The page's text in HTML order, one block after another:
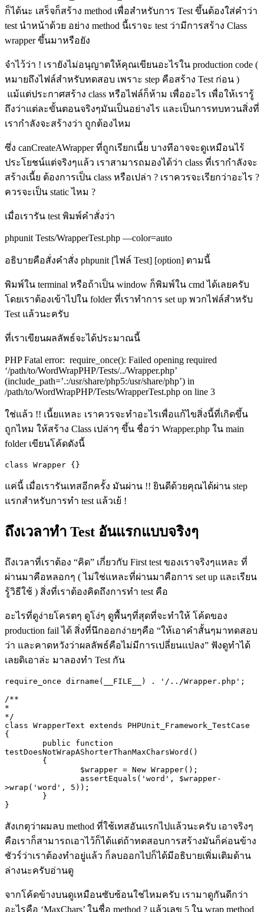
ก็ได้นะ เสร็จก็สร้าง method เพื่อสำหรับการ Test ขึ้นต้องใส่คำว่า
test นำหน้าด้วย อย่าง method นี้เราจะ test ว่ามีการสร้าง Class
wrapperขึ้นมาหรือยัง
จำไว้ว่า ! เรายังไม่อนุญาตให้คุณเขียนอะไรใน production code (
หมายถึงไฟล์สำหรับทดสอบ เพราะ step คือสร้าง Test ก่อน )
แม้แต่ประกาศสร้าง class หรือไฟล์ก็ห้าม เพื่ออะไร เพื่อให้เรารู้
ถึงว่าแต่ละขั้นตอนจริงๆมันเป็นอย่างไร และเป็นการทบทวนสิ่งที่
เรากำลังจะสร้างว่า ถูกต้องไหม
ซึ่ง canCreateAWrapperที่ถูกเรียกเนี้ย บางทีอาจจะดูเหมือนไร้
ประโยชน์แต่จริงๆแล้ว เราสามารถมองได้ว่า class ที่เรากำลังจะ
สร้างเนี้ย ต้องการเป็น class หรือเปล่า ? เราควรจะเรียกว่าอะไร ?
ควรจะเป็น staticไหม ?
เมื่อเรารัน test พิมพ์คำสั่งว่า
phpunit Tests/WrapperTest.php —color=auto
อธิบายคือสั่งคำสั่ง phpunit [ไฟล์ Test] [option] ตามนี้
พิมพ์ใน terminal หรือถ้าเป็น window ก็พิมพ์ใน cmd ได้เลยครับ
โดยเราต้องเข้าไปใน folder ที่เราทำการ set up พวกไฟล์สำหรับ
Test แล้วนะครับ
ที่เราเขียนผลลัพธ์จะได้ประมาณนี้
PHP Fatal error: require_once(): Failed opening required
‘/path/to/WordWrapPHP/Tests/../Wrapper.php’
(include_path=’.:/usr/share/php5:/usr/share/php’) in
/path/to/WordWrapPHP/Tests/WrapperTest.php on line 3
ใช่แล้ว !! เนี้ยแหละ เราควรจะทำอะไรเพื่อแก้ไขสิ่งนี้ที่เกิดขึ้น
ถูกไหม ให้สร้าง Class เปล่าๆ ขึ้น ชื่อว่า Wrapper.php ใน main
folder เขียนโค้ดดังนี้
class Wrapper {}
แค่นี้ เมื่อเรารันเทสอีกครั้ง มันผ่าน !! ยินดีด้วยคุณได้ผ่าน step
แรกสำหรับการทำ test แล้วเย้ !
ถึงเวลาทำ Test อันแรกแบบจริงๆ
ถึงเวลาที่เราต้อง “คิด” เกี่ยวกับ First test ของเราจริงๆแหละ ที่
ผ่านมาคือหลอกๆ ( ไม่ใช่แหละที่ผ่านมาคือการ set up และเรียน
รู้วิธีใช้ ) สิ่งที่เราต้องคิดถึงการทำ test คือ
อะไรที่ดูง่ายโครตๆ ดูโง่ๆ ดูพื้นๆที่สุดที่จะทำให้ โค้ดของ
production fail ได้ สิ่งที่นึกออกง่ายๆคือ “ให้เอาคำสั้นๆมาทดสอบ
ว่า และคาดหวังว่าผลลัพธ์คือไม่มีการเปลี่ยนแปลง” ฟังดูทำได้
เลยดิเอาล่ะ มาลองทำ Test กัน
require_once dirname(__FILE__) . '/../Wrapper.php';
/**
*
*/
class WrapperText extends PHPUnit_Framework_TestCase
{
testDoesNotWrapAShorterThanMaxCharsWord()
>wrap('word', 5));
}
สังเกตุว่าผมลบ method ที่ใช้เทสอันแรกไปแล้วนะครับ เอาจริงๆ
คือเราก็สามารถเอาไว้ก็ได้แต่ถ้าทดสอบการสร้างมันก็ค่อนข้าง
ชัวร์ว่าเราต้องทำอยู่แล้ว ก็ลบออกไปก็ได้มีอธิบายเพิ่มเติมด้าน
ล่างนะครับอ่านดู
จากโค้ดข้างบนดูเหมือนซับซ้อนใช่ไหมครับ เรามาดูกันดีกว่า
อะไรคือ ‘MaxChars’ ในชื่อ method ? แล้วเลข 5 ใน wrap method